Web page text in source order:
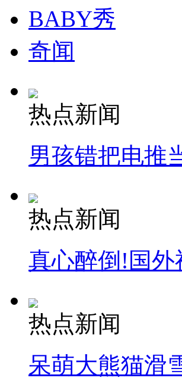
BABY秀
奇闻
热点新闻
男孩错把电推
热点新闻
真心醉倒!国
热点新闻
呆萌大熊猫滑